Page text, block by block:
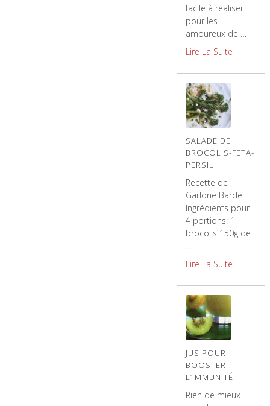
facile à réaliser
pour les
amoureux de …
Lire La Suite
SALADE DE
BROCOLIS-FETA-
PERSIL
Recette de
Garlone Bardel
Ingrédients pour
4 portions: 1
brocolis 150g de
…
Lire La Suite
JUS POUR
BOOSTER
L’IMMUNITÉ
Rien de mieux